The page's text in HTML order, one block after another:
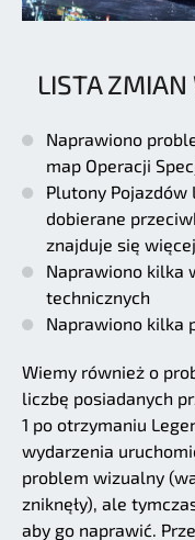
LISTA ZMIAN
Naprawiono
map Operacji
Plutony Pojazdów
dobierane
znajduje się
Naprawiono kilka
technicznych
Naprawiono kilka
Wiemy również o
liczbę posiadanych
1 po otrzymaniu
wydarzenia
problem wizualny
zniknęły), ale
aby go naprawić.